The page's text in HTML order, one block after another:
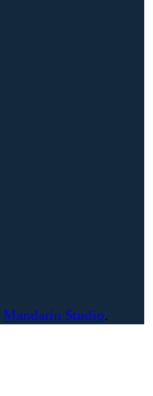
Mandarin Studio